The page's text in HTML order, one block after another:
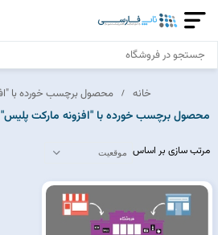
خانه محصول برچسب خورده با
محصول برچسب خورده با "افزونه مارکت پلیس"
مرتب سازی بر اساس